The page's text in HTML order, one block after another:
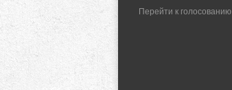
Перейти к голосованию